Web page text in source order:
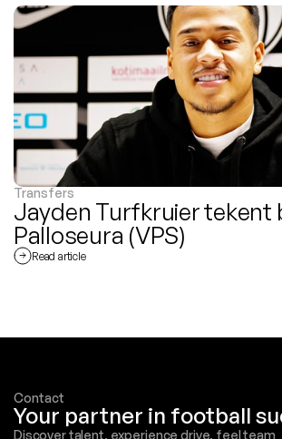
Transfers
Jayden Turfkruier tekent
Palloseura (VPS)
Read article
Contact
Your partner in football
Discover talent, experience drive, feel team